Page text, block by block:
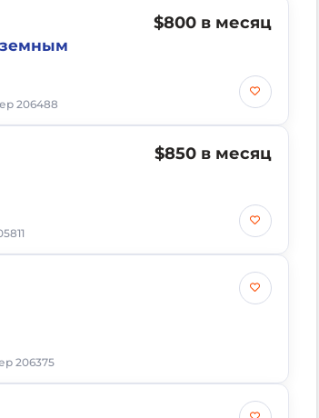
206488
$800 в месяц
$850 в месяц
206375